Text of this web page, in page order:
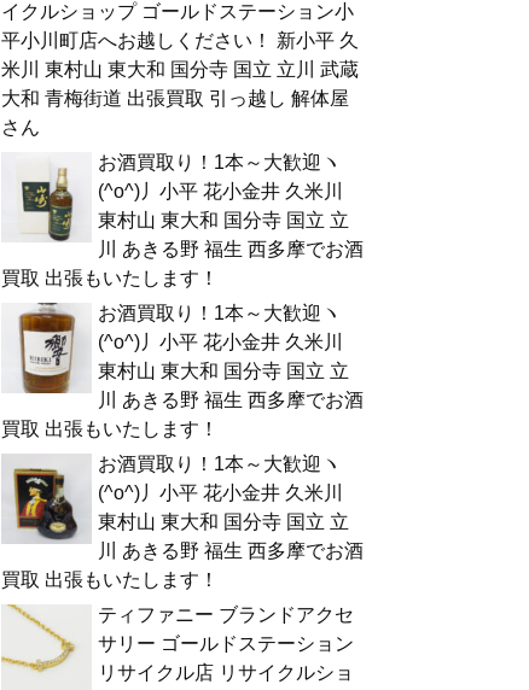
イクルショップ ゴールドステーション小
平小川町店へお越しください！ 新小平 久
米川 東村山 東大和 国分寺 国立 立川 武蔵
大和 青梅街道 出張買取 引っ越し 解体屋
さん
お酒買取り！1本～大歓迎ヽ
(^o^)丿小平 花小金井 久米川
東村山 東大和 国分寺 国立 立
川 あきる野 福生 西多摩でお酒
買取 出張もいたします！
お酒買取り！1本～大歓迎ヽ
(^o^)丿小平 花小金井 久米川
東村山 東大和 国分寺 国立 立
川 あきる野 福生 西多摩でお酒
買取 出張もいたします！
お酒買取り！1本～大歓迎ヽ
(^o^)丿小平 花小金井 久米川
東村山 東大和 国分寺 国立 立
川 あきる野 福生 西多摩でお酒
買取 出張もいたします！
ティファニー ブランドアクセ
サリー ゴールドステーション
リサイクル店 リサイクルショ